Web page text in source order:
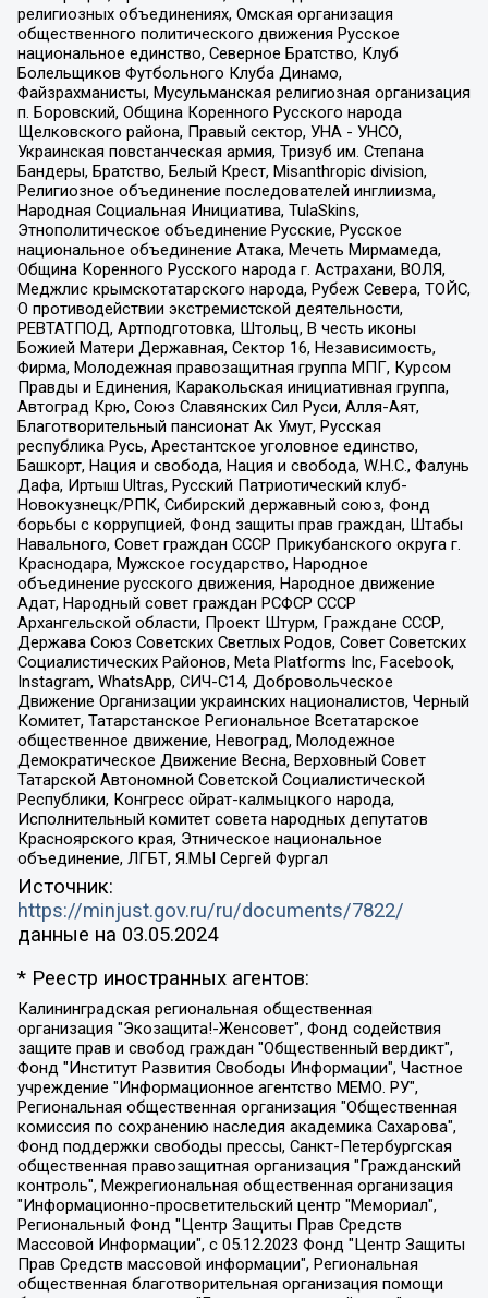
религиозных объединениях, Омская организация
общественного политического движения Русское
национальное единство, Северное Братство, Клуб
Болельщиков Футбольного Клуба Динамо,
Файзрахманисты, Мусульманская религиозная организация
п. Боровский, Община Коренного Русского народа
Щелковского района, Правый сектор, УНА - УНСО,
Украинская повстанческая армия, Тризуб им. Степана
Бандеры, Братство, Белый Крест, Misanthropic division,
Религиозное объединение последователей инглиизма,
Народная Социальная Инициатива, TulaSkins,
Этнополитическое объединение Русские, Русское
национальное объединение Атака, Мечеть Мирмамеда,
Община Коренного Русского народа г. Астрахани, ВОЛЯ,
Меджлис крымскотатарского народа, Рубеж Севера, ТОЙС,
О противодействии экстремистской деятельности,
РЕВТАТПОД, Артподготовка, Штольц, В честь иконы
Божией Матери Державная, Сектор 16, Независимость,
Фирма, Молодежная правозащитная группа МПГ, Курсом
Правды и Единения, Каракольская инициативная группа,
Автоград Крю, Союз Славянских Сил Руси, Алля-Аят,
Благотворительный пансионат Ак Умут, Русская
республика Русь, Арестантское уголовное единство,
Башкорт, Нация и свобода, Нация и свобода, W.H.С., Фалунь
Дафа, Иртыш Ultras, Русский Патриотический клуб-
Новокузнецк/РПК, Сибирский державный союз, Фонд
борьбы с коррупцией, Фонд защиты прав граждан, Штабы
Навального, Совет граждан СССР Прикубанского округа г.
Краснодара, Мужское государство, Народное
объединение русского движения, Народное движение
Адат, Народный совет граждан РСФСР СССР
Архангельской области, Проект Штурм, Граждане СССР,
Держава Союз Советских Светлых Родов, Совет Советских
Социалистических Районов, Meta Platforms Inc, Facebook,
Instagram, WhatsApp, СИЧ-С14, Добровольческое
Движение Организации украинских националистов, Черный
Комитет, Татарстанское Региональное Всетатарское
общественное движение, Невоград, Молодежное
Демократическое Движение Весна, Верховный Совет
Татарской Автономной Советской Социалистической
Республики, Конгресс ойрат-калмыцкого народа,
Исполнительный комитет совета народных депутатов
Красноярского края, Этническое национальное
объединение, ЛГБТ, Я.МЫ Сергей Фургал
Источник:
https://minjust.gov.ru/ru/documents/7822/
данные на 03.05.2024
* Реестр иностранных агентов:
Калининградская региональная общественная организация "Экозащита!-Женсовет", Фонд содействия защите прав и свобод граждан "Общественный вердикт", Фонд "Институт Развития Свободы Информации", Частное учреждение "Информационное агентство МЕМО. РУ", Региональная общественная организация "Общественная комиссия по сохранению наследия академика Сахарова", Фонд поддержки свободы прессы, Санкт-Петербургская общественная правозащитная организация "Гражданский контроль", Межрегиональная общественная организация "Информационно-просветительский центр "Мемориал", Региональный Фонд "Центр Защиты Прав Средств Массовой Информации", с 05.12.2023 Фонд "Центр Защиты Прав Средств массовой информации", Региональная общественная благотворительная организация помощи беженцам и мигрантам "Гражданское содействие", Негосударственное образовательное учреждение дополнительного профессионального образования (повышение квалификации) специалистов "АКАДЕМИЯ ПО ПРАВАМ ЧЕЛОВЕКА", Свердловская региональная общественная организация "Сутяжник", Автономная некоммерческая организация "Центр независимых социологических исследований", Союз общественных объединений "Российский исследовательский центр по правам человека", Региональное общественное учреждение научно-информационный центр "МЕМОРИАЛ", Некоммерческая организация "Фонд защиты гласности", Автономная некоммерческая организация "Институт прав человека", Городская общественная организация "Екатеринбургское общество "МЕМОРИАЛ", Городская общественная организация "Рязанское историко-просветительское и правозащитное общество "Мемориал" (Рязанский Мемориал), Челябинский региональный орган общественной самодеятельности – женское общественное объединение "Женщины Евразии", Челябинский региональный орган общественной самодеятельности "Уральская правозащитная группа", Фонд содействия защите здоровья и социальной справедливости имени Андрея Рылькова, Автономная Некоммерческая Организация "Аналитический Центр Юрия Левады", Автономная некоммерческая организация социальной поддержки населения "Проект Апрель", Региональная общественная организация помощи женщинам и детям, находящимся в кризисной ситуации "Информационно-методический центр "Анна", Фонд содействия развитию массовых коммуникаций и правовому просвещению "Так-так-Так", Фонд содействия устойчивому развитию "Серебряная тайга", Свердловский региональный общественный фонд социальных проектов "Новое время", "Idel.Реалии", Кавказ.Реалии, Крым.Реалии, Телеканал Настоящее Время, Татаро-башкирская служба Радио Свобода (Azatliq Radiosi), Радио Свободная Европа/Радио Свобода (PCE/PC), "Сибирь.Реалии", "Фактограф", Благотворительный фонд помощи осужденным и их семьям, Автономная некоммерческая организация "Институт глобализации и социальных движений", Фонд "В защиту прав заключенных", Частное учреждение "Центр поддержки и содействия развитию средств массовой информации", Пензенский региональный общественный благотворительный фонд "Гражданский союз", "Север.Реалии", Некоммерческая организация Фонд "Правовая инициатива", Общество с ограниченной ответственностью "Радио Свободная Европа/Радио Свобода", Чешское информационное агентство "MEDIUM-ORIENT", Красноярская региональная общественная организация "Мы против СПИДа", Камалягин Денис Николаевич, Маркелов Сергей Евгеньевич, Пономарев Лев Александрович, Савицкая Людмила Алексеевна, Автономная некоммерческая организация "Центр по работе с проблемой насилия "НАСИЛИЮ.НЕТ", Межрегиональный профессиональный союз работников здравоохранения "Альянс врачей", Юридическое лицо, зарегистрированное в Латвийской Республике, SIA "Medusa Project" (регистрационный номер 40103797863, дата регистрации 10.06.2014), Некоммерческая организация "Фонд по борьбе с коррупцией", Автономная некоммерческая организация "Институт права и публичной политики", Баданин Роман Сергеевич, Гликин Максим Александрович, Железнова Мария Михайловна, Лукьянова Юлия Сергеевна, Маетная Елизавета Витальевна, Маняхин Петр Борисович, Чуракова Ольга Владимировна, Ярош Юлия Петровна, Юридическое лицо "The Insider SIA", зарегистрированное в Риге, Латвийская Республика (дата регистрации 26.06.2015), являющееся администратором доменного имени интернет-издания "The Insider SIA", https://theins.ru, Постернак Алексей Евгеньевич, Рубин Михаил Аркадьевич, Анин Роман Александрович, Юридическое лицо Istories fonds, зарегистрированное в Латвийской Республике (регистрационный номер 50008295751, дата регистрации 24.02.2020), Великовский Дмитрий Александрович, Долинина Ирина Николаевна, Мароховская Алеся Алексеевна, Шлейнов Роман Юрьевич, Шмагун Олеся Валентиновна, Общество с ограниченной ответственностью "Альтаир 2021", Общество с ограниченной ответственностью "Вега 2021", Общество с ограниченной ответственностью "Главный редактор 2021", Общество с ограниченной ответственностью "Ромашки монолит", Важенков Артем Валерьевич, Ивановская областная общественная организация "Центр гендерных исследований", Гурман Юрий Альбертович, Медиапроект "ОВД-Инфо", Егоров Владимир Владимирович, Жилинский Владимир Александрович, Общество с ограниченной ответственностью "ЗП", Иванова София Юрьевна, Карезина Инна Павловна, Кильтау Екатерина Викторовна, Петров Алексей Викторович, Пискунов Сергей Евгеньевич, Смирнов Сергей Сергеевич, Тихонов Михаил Сергеевич, Общество с ограниченной ответственностью "ЖУРНАЛИСТ-ИНОСТРАННЫЙ АГЕНТ", Арапова Галина Юрьевна, Вольтская Татьяна Анатольевна, Американская компания "Mason G.E.S. Anonymous Foundation" (США), являющаяся владельцем интернет-издания https://mnews.world/, Компания "Stichting Bellingcat", зарегистрированная в Нидерландах (дата регистрации 11.07.2018), Захаров Андрей Вячеславович, Клепиковская Екатерина Дмитриевна, Общество с ограниченной ответственностью "МЕМО", Перл Роман Александрович, Симонов Евгений Алексеевич, Соловьева Елена Анатольевна, Сотников Даниил Владимирович, Сурначева Елизавета Дмитриевна, Автономная некоммерческая организация по защите прав человека и информированию населения "Якутия – Наше Мнение", Общество с ограниченной ответственностью "Москоу диджитал медиа", с 26.01.2023 Общество с ограниченной ответственностью "Чайка Белые сады", Ветошкина Валерия Валерьевна, Заговора Максим Александрович, Межрегиональное общественное движение "Российская ЛГБТ - сеть", Оленичев Максим Владимирович, Павлов Иван Юрьевич, Скворцова Елена Сергеевна, Общество с ограниченной ответственностью "Как бы инагент", Кочетков Игорь Викторович, Общество с ограниченной ответственностью "Честные выборы", Еланчик Олег Александрович, Общество с ограниченной ответственностью "Нобелевский призыв", Гималова Регина Эмилевна, Григорьев Андрей Валерьевич, Григорьева Алина Александровна, Ассоциация по содействию защите прав призывников, альтернативнослужащих и военнослужащих "Правозащитная группа "Гражданин.Армия.Право", Хисамова Регина Фаритовна, Автономная некоммерческая организация по реализации социально-правовых программ "Лилит", Дальневосточное общественное движение "Маяк", Санкт-Петербургская ЛГБТ-инициативная группа "Выход", Инициативная группа ЛГБТ+ "Реверс", Алексеев Андрей Викторович, Бекбулатова Таисия Львовна, Беляев Иван Михайлович, Владыкина Елена Сергеевна, Гельман Марат Александрович, Никульшина Вероника Юрьевна, Толоконникова Надежда Андреевна, Шендерович Виктор Анатольевич, Общество с ограниченной ответственностью "Данное сообщение", Общество с ограниченной ответственностью Издательский дом "Новая глава", Айнбиндер Александра Александровна, Московский комьюнити-центр для ЛГБТ+инициатив, Благотворительный фонд развития филантропии, Deutsche Welle (Германия, Kurt-Schumacher-Strasse 3, 53113 Bonn), Борзунова Мария Михайловна, Воробьев Виктор Викторович, Голубева Анна Львовна, Константинова Алла Михайловна, Малкова Ирина Владимировна, Мурадов Мурад Абдулгалимович, Осетинская Елизавета Николаевна, Понасенков Евгений Николаевич, Ганапольский Матвей Юрьевич, Киселев Евгений Алексеевич, Борухович Ирина Григорьевна, Дремин Иван Тимофеевич, Дубровский Дмитрий Викторович, Красноярская региональная общественная организация поддержки и развития альтернативных образовательных технологий и межкультурных коммуникаций "ИНТЕРРА", Маяковская Екатерина Алексеевна, Фейгин Марк Захарович, Филимонов Андрей Викторович, Дзугкоева Регина Николаевна, Доброхотов Роман Александрович, Дудь Юрий Александрович, Елкин Сергей Владимирович, Кругликов Кирилл Игоревич, Сабунаева Мария Леонидовна, Семенов Алексей Владимирович, Шаинян Карен Багратович, Шульман Екатерина Михайловна, Асафьев Артур Валерьевич, Вахштайн Виктор Семенович, Венедиктов Алексей Алексеевич, Лушникова Екатерина Евгеньевна, Волков Леонид Михайлович, Невзоров Александр Глебович, Пархоменко Сергей Борисович, Сироткин Ярослав Николаевич, Кара-Мурза Владимир Владимирович, Баранова Наталья Владимировна, Гозман Леонид Яковлевич, Кагарлицкий Борис Юльевич, Климарев Михаил Валерьевич, Милов Владимир Станиславович, Автономная некоммерческая организация Краснодарский центр современного искусства "Типография", Моргенштерн Алишер Тагирович, Соболь Любовь Эдуардовна, Общество с ограниченной ответственностью "ЛИЗА НОРМ", Каспаров Гарри Кимович, Ходорковский Михаил Борисович, Общество с ограниченной ответственностью "Апрельские тезисы", Данилович Ирина Брониславовна, Кашин Олег Владимирович, Петров Николай Владимирович, Пивоваров Алексей Владимирович, Соколов Михаил Владимирович, Цветкова Юлия Владимировна, Чичваркин Евгений Александрович, Комитет против пыток/Команда против пыток, Общество с ограниченной ответственностью "Первый научный", Общество с ограниченной ответственностью "Вертолет и ко", Белоцерковская Вероника Борисовна, Кац Максим Евгеньевич, Лазарева Татьяна Юрьевна, Шаведдинов Руслан Табризович, Яшин Илья Валерьевич, Общество с ограниченной ответственностью "Иноагент ААВ", Алешковский Дмитрий Петрович, Альбац Евгения Марковна, Быков Дмитрий Львович, Галямина Юлия Евгеньевна, Лойко Сергей Леонидович, Мартынов Кирилл Константинович, Медведев Сергей Александрович, Крашенинников Федор Геннадиевич, Гордеева Катерина Вл